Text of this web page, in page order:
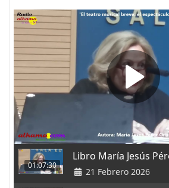
01:07:30
Libro María Jesús
21 Febrero 2026